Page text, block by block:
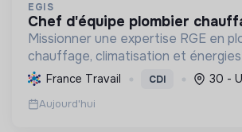
EGIS
chef d'équipe plombier
Missionner une expertise RGE en
chauffage, climatisation et énergies
pour les particuliers, professionnels
collectivités, œuvrant pour la
énergétique et l'effica...
France Travail CDI 30 -
Aujourd'hui